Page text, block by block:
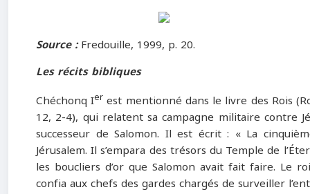
Source :Fredouille, 1999, p. 20.
Les récits bibliques
Chéchonq Ier est mentionné dans le livre des Rois
12, 2-4), qui relatent sa campagne militaire contre
successeur de Salomon. Il est écrit : « La
Jérusalem. Il s’empara des trésors du Temple de
les boucliers d’or que Salomon avait fait faire. Le
confia aux chefs des gardes chargés de surveiller